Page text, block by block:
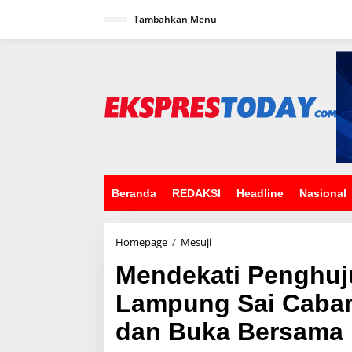
Tambahkan Menu
Beranda REDAKSI Headline Nasional
Homepage / Mesuji
n
d
e
k
a
t
Mendekati
Lampung Sai
dan Buka Bersama